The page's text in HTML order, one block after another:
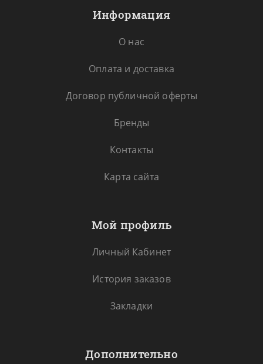
Информация
О нас
Оплата и доставка
Договор публичной оферты
Бренды
Контакты
Карта сайта
Мой профиль
Личный Кабинет
История заказов
Закладки
Дополнительно